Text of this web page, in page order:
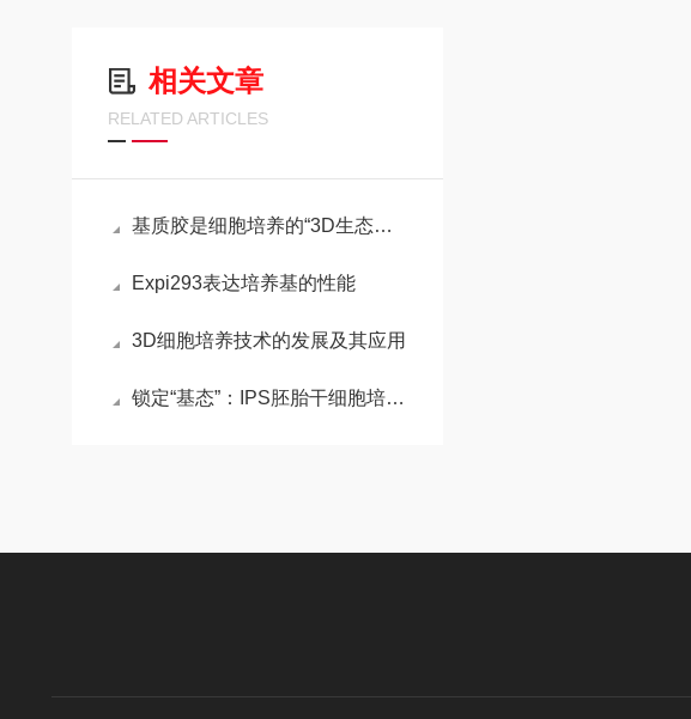
相关文章
RELATED ARTICLES
基质胶是细胞培养的“3D生态模拟器”，解锁组织工程新维度
Expi293表达培养基的性能
3D细胞培养技术的发展及其应用
锁定“基态”：IPS胚胎干细胞培养基的化学重编程术